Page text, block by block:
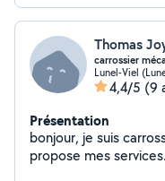
Thomas
carrossier
Lunel-Viel
4,4/5 (9
Présentation
bonjour, je suis
propose mes